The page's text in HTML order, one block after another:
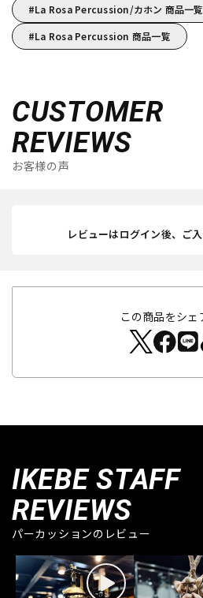
La Rosa Percussion/カホン 商品一覧
La Rosa Percussion 商品一覧
CUSTOMER
REVIEWS
お客様の声
レビューはログイン後、ご入
この商品をシェ
IKEBE STAFF
REVIEWS
パーカッションのレビュー